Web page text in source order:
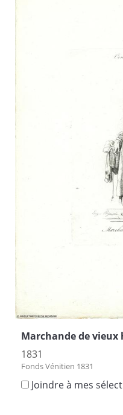
Marchande de vieux
1831
Fonds Vénitien 1831
Joindre à mes